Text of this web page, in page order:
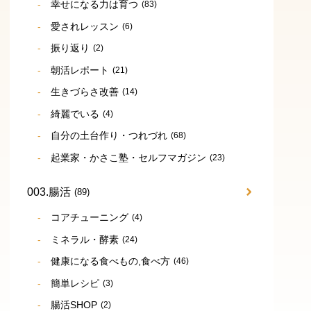
幸せになる力は育つ (83)
愛されレッスン (6)
振り返り (2)
朝活レポート (21)
生きづらさ改善 (14)
綺麗でいる (4)
自分の土台作り・つれづれ (68)
起業家・かさこ塾・セルフマガジン (23)
003.腸活 (89)
コアチューニング (4)
ミネラル・酵素 (24)
健康になる食べもの,食べ方 (46)
簡単レシピ (3)
腸活SHOP (2)